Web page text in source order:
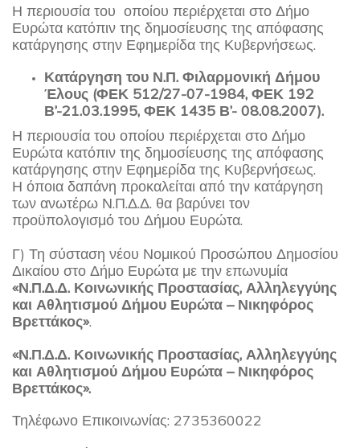
Η περιουσία του οποίου περιέρχεται στο Δήμο
Ευρώτα κατόπιν της δημοσίευσης της απόφασης
κατάργησης στην Εφημερίδα της Κυβερνήσεως.
Κατάργηση του Ν.Π. Φιλαρμονική Δήμου
Έλους (ΦΕΚ 512/27-07-1984, ΦΕΚ 192
Β’-21.03.1995, ΦΕΚ 1435 Β’- 08.08.2007).
Η περιουσία του οποίου περιέρχεται στο Δήμο
Ευρώτα κατόπιν της δημοσίευσης της απόφασης
κατάργησης στην Εφημερίδα της Κυβερνήσεως.
Η όποια δαπάνη προκαλείται από την κατάργηση
των ανωτέρω Ν.Π.Δ.Δ. θα βαρύνει τον
προϋπολογισμό του Δήμου Ευρώτα.
Γ) Τη σύσταση νέου Νομικού Προσώπου Δημοσίου
Δικαίου στο Δήμο Ευρώτα με την επωνυμία
«Ν.Π.Δ.Δ. Κοινωνικής Προστασίας, Αλληλεγγύης
και Αθλητισμού Δήμου Ευρώτα – Νικηφόρος
Βρεττάκος».
«Ν.Π.Δ.Δ. Κοινωνικής Προστασίας, Αλληλεγγύης
και Αθλητισμού Δήμου Ευρώτα – Νικηφόρος
Βρεττάκος».
Τηλέφωνο Επικοινωνίας: 2735360022